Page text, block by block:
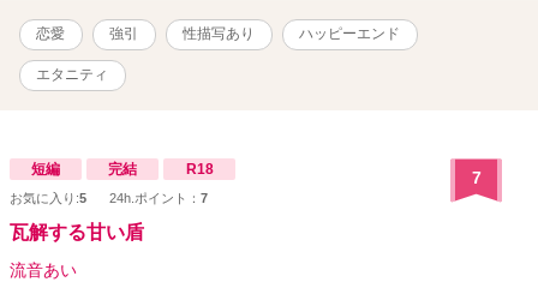
恋愛 強引 性描写あり ハッピーエンド
エタニティ
短編 完結 R18
お気に入り:5 24h.ポイント： 7
7
瓦解する甘い盾
流音あい